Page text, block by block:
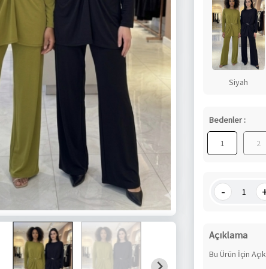
Siyah
Bedenler :
1 2
-
Açıklama
Bu Ürün İçin